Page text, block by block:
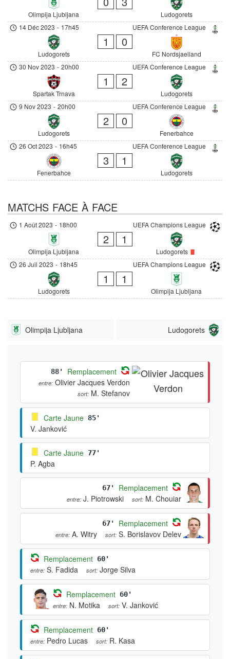
Olimpija Ljubljana
Ludogorets
UEFA Conference League
14 Déc 2023 - 17h45
Ludogorets
1 0
FC Nordsjaelland
UEFA Conference League
30 Nov 2023 - 20h00
Spartak Trnava
1 2
Ludogorets
UEFA Conference League
9 Nov 2023 - 20h00
Ludogorets
2 0
Fenerbahce
UEFA Conference League
26 Oct 2023 - 16h45
Fenerbahce
3 1
Ludogorets
MATCHS FACE À FACE
UEFA Champions League
1 Août 2023 - 18h00
Olimpija Ljubljana
2 1
Ludogorets
UEFA Champions League
26 Juil 2023 - 18h45
Ludogorets
1 1
Olimpija Ljubljana
Olimpija Ljubljana Ludogorets
88' Remplacement
entre: Olivier Jacques Verdon
sort: M. Stefanov
Carte Jaune 85'
V. Janković
Carte Jaune 77'
P. Agba
67' Remplacement
entre: J. Piotrowski sort: M. Chouiar
67' Remplacement
entre: A. Witry sort: S. Borislavov Delev
Remplacement 60'
entre: S. Fadida sort: Jorge Silva
Remplacement 60'
entre: N. Motika sort: V. Janković
Remplacement 60'
entre: Pedro Lucas sort: R. Kasa